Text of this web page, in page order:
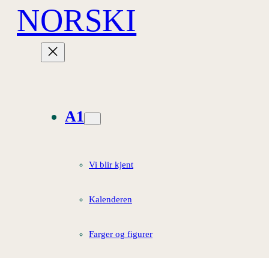
Hopp
innhold
NORSKI
A1
Vi blir kjent
Kalenderen
Farger og figurer